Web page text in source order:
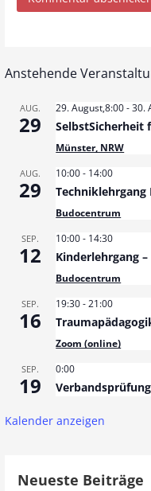
Anstehende
AUG.
29
29. August,8:00-30.
SelbstSicherheit
Münster, NRW
AUG.
29
10:00- 14:00
Techniklehrgang
Budocentrum
SEP.
12
10:00- 14:30
Kinderlehrgang
Budocentrum
SEP.
16
19:30-21:00
Zoom (online)
SEP.
19
0:00
Kalender anzeigen
Neueste Beiträge